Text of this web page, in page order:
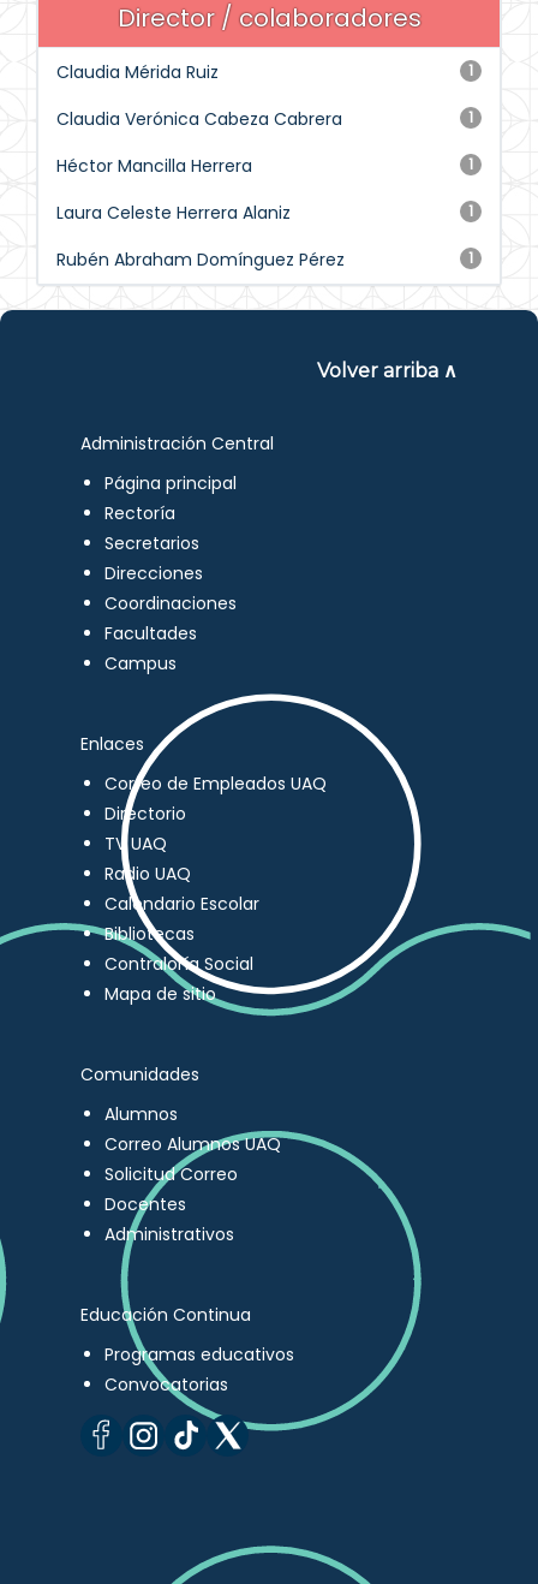
Director / colaboradores
1
Claudia Mérida Ruiz
1
Claudia Verónica Cabeza Cabrera
1
Héctor Mancilla Herrera
1
Laura Celeste Herrera Alaniz
1
Rubén Abraham Domínguez Pérez
Volver arriba ∧
Administración Central
Página principal
Rectoría
Secretarios
Direcciones
Coordinaciones
Facultades
Campus
Enlaces
Correo de Empleados UAQ
Directorio
TV UAQ
Radio UAQ
Calendario Escolar
Bibliotecas
Contraloría Social
Mapa de sitio
Comunidades
Alumnos
Correo Alumnos UAQ
Solicitud Correo
Docentes
Administrativos
Educación Continua
Programas educativos
Convocatorias